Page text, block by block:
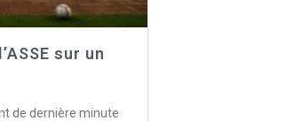
sur un
de dernière minute